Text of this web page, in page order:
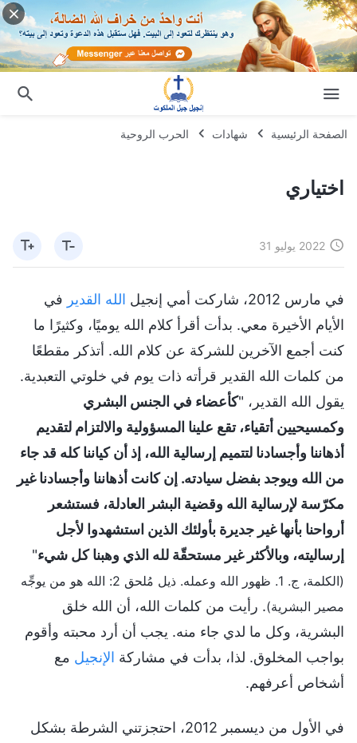
الصفحة الرئيسية شهادات الحرب الروحية
اختياري
2022 يوليو 31
في مارس 2012، شاركت أمي إنجيل الله القدير في
الأيام الأخيرة معي. بدأت أقرأ كلام الله يوميًا، وكثيرًا ما
كنت أجمع الآخرين للشركة عن كلام الله. أتذكر مقطعًا
من كلمات الله القدير قرأته ذات يوم في خلوتي التعبدية.
يقول الله القدير، "كأعضاء في الجنس البشري
وكمسيحيين أتقياء، تقع علينا المسؤولية والالتزام لتقديم
أذهاننا وأجسادنا لتتميم إرسالية الله، إذ أن كياننا كله قد جاء
من الله ويوجد بفضل سيادته. إن كانت أذهاننا وأجسادنا غير
مكرّسة لإرسالية الله وقضية البشر العادلة، فستشعر
أرواحنا بأنها غير جديرة بأولئك الذين استشهدوا لأجل
إرساليته، وبالأكثر غير مستحقّة لله الذي وهبنا كل شيء"
(الكلمة، ج. 1. ظهور الله وعمله. ذيل مُلحق 2: الله هو من يوجِّه
مصير البشرية). رأيت من كلمات الله، أن الله خلق
البشرية، وكل ما لدي جاء منه. يجب أن أرد محبته وأقوم
بواجب المخلوق. لذا، بدأت في مشاركة الإنجيل مع
أشخاص أعرفهم.
في الأول من ديسمبر 2012، احتجزتني الشرطة بشكل